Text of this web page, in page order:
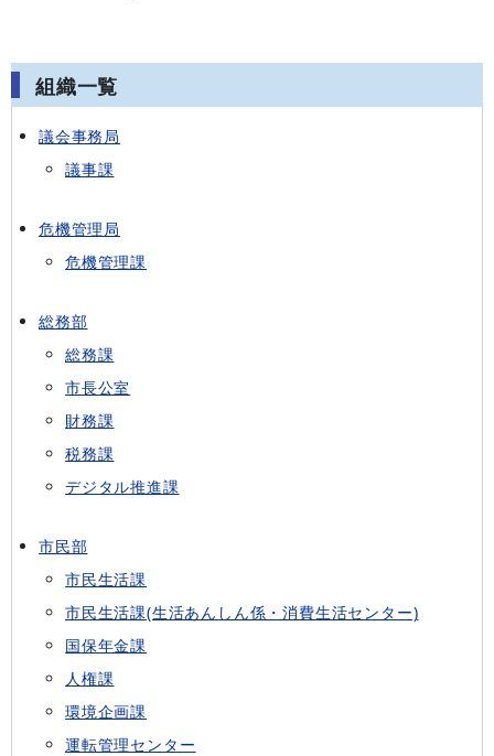
組織一覧
議会事務局
議事課
危機管理局
危機管理課
総務部
総務課
市長公室
財務課
税務課
デジタル推進課
市民部
市民生活課
市民生活課(生活あんしん係・消費生活センター)
国保年金課
人権課
環境企画課
運転管理センター